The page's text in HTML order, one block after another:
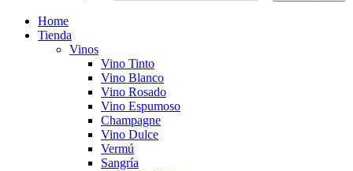
Home
Tienda
Vinos
Vino Tinto
Vino Blanco
Vino Rosado
Vino Espumoso
Champagne
Vino Dulce
Vermú
Sangría